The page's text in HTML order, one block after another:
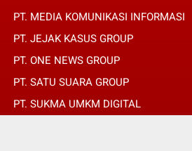
PT. MEDIA KOMUNIKASI INFORMASI
PT. JEJAK KASUS GROUP
PT. ONE NEWS GROUP
PT. SATU SUARA GROUP
PT. SUKMA UMKM DIGITAL